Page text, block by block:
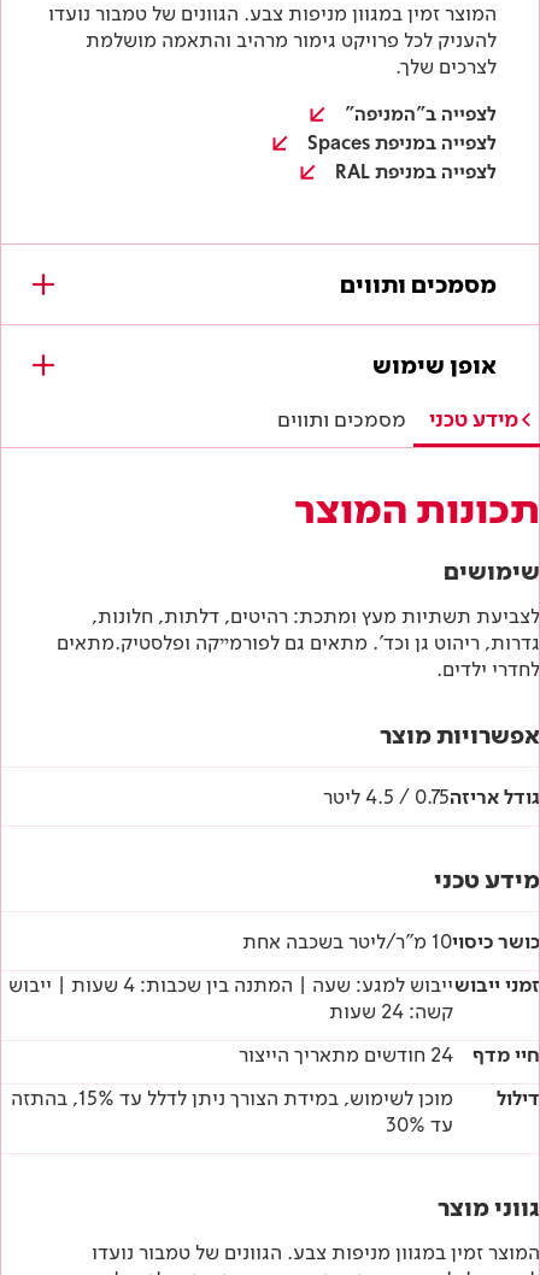
המוצר זמין במגוון מניפות צבע. הגוונים של טמבור נועדו
להעניק לכל פרויקט גימור מרהיב והתאמה מושלמת
לצרכים שלך.
לצפייה ב"המניפה"
לצפייה במניפת Spaces
לצפייה במניפת RAL
מסמכים ותווים
מסמכים להורדה
תווי תקן
הוראות בטיחות
דף טכני
אופן שימוש
מידע טכני מסמכים ותווים
תכונות המוצר
שימושים
לצביעת תשתיות מעץ ומתכת: רהיטים, דלתות, חלונות,
גדרות, ריהוט גן וכד'. מתאים גם לפורמײקה ופלסטיק.מתאים
לחדרי ילדים.
אפשרויות מוצר
גודל אריזה0.75 / 4.5 ליטר
מידע טכני
כושר כיסוי10 מ"ר/ליטר בשכבה אחת
זמני ייבוש
ייבוש למגע: שעה | המתנה בין שכבות: 4 שעות | ייבוש
קשה: 24 שעות
חיי מדף
24 חודשים מתאריך הייצור
דילול
מוכן לשימוש, במידת הצורך ניתן לדלל עד 15%, בהתזה
עד 30%
גווני מוצר
המוצר זמין במגוון מניפות צבע. הגוונים של טמבור נועדו